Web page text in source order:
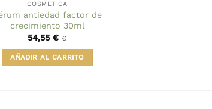
COSMÉTICA
antiedad factor de
crecimiento 30ml
54,55€ €
AÑADIR AL CARRITO